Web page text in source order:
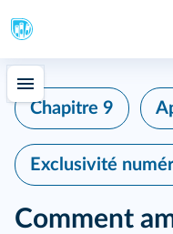
Chapitre 9
Exclusivité
Comment